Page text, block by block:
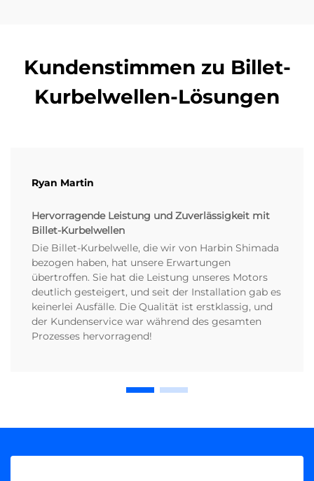
Kundenstimmen zu Billet-
Kurbelwellen-Lösungen
Ryan Martin
Hervorragende Leistung und Zuverlässigkeit mit
Billet-Kurbelwellen
Die Billet-Kurbelwelle, die wir von Harbin Shimada
bezogen haben, hat unsere Erwartungen
übertroffen. Sie hat die Leistung unseres Motors
deutlich gesteigert, und seit der Installation gab es
keinerlei Ausfälle. Die Qualität ist erstklassig, und
der Kundenservice war während des gesamten
Prozesses hervorragend!